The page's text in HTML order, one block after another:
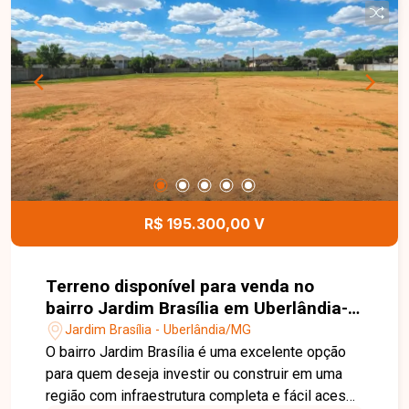
consolidado. Entre em contato com a Delta
Imóveis e agende um atendimento. Nossa equipe
está pronta para apresentar todos os detalhes
deste imóvel e ajudar você a realizar um
excelente investimento.
R$ 195.300,00 V
Terreno disponível para venda no
bairro Jardim Brasília em Uberlândia-
MGJardim Brasília - Uberlândia/MG
O bairro Jardim Brasília é uma excelente opção
para quem deseja investir ou construir em uma
região com infraestrutura completa e fácil acesso